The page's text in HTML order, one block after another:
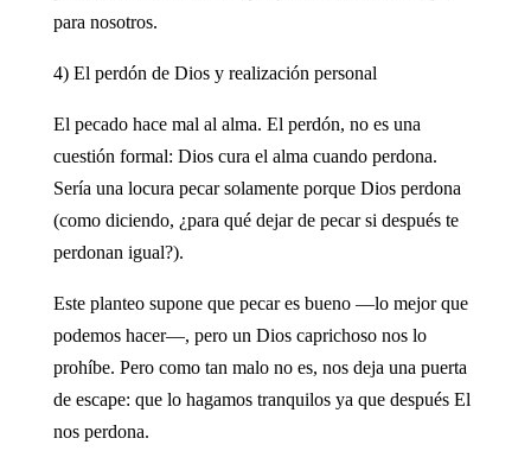
para nosotros.
4) El perdón de Dios y realización personal
El pecado hace mal al alma. El perdón, no es una
cuestión formal: Dios cura el alma cuando perdona.
Sería una locura pecar solamente porque Dios perdona
(como diciendo, ¿para qué dejar de pecar si después te
perdonan igual?).
Este planteo supone que pecar es bueno —lo mejor que
podemos hacer—, pero un Dios caprichoso nos lo
prohíbe. Pero como tan malo no es, nos deja una puerta
de escape: que lo hagamos tranquilos ya que después El
nos perdona.